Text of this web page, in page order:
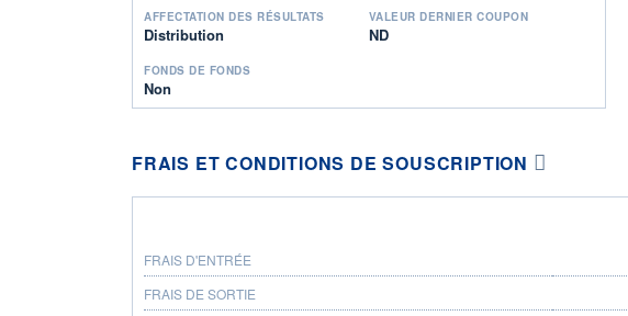
AFFECTATION DES RÉSULTATS
Distribution
VALEUR DERNIER COUPON
ND
FONDS DE FONDS
Non
FRAIS ET CONDITIONS DE SOUSCRIPTION
FRAIS D'ENTRÉE
FRAIS DE SORTIE